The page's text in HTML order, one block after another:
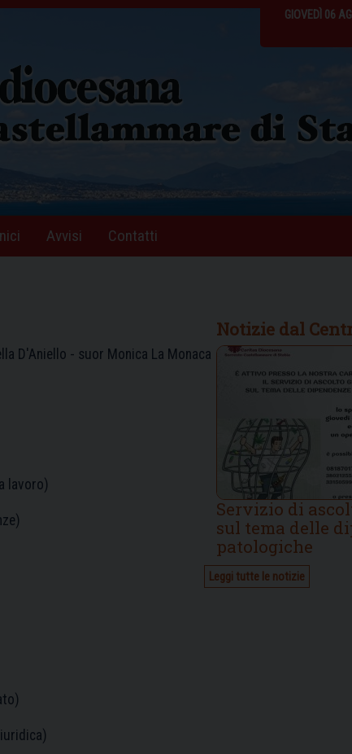
GIOVEDÌ 06
Avvisi Contatti
D'Aniello - suor Monica La Monaca
lavoro)
Notizie dal
Servizio di
sul tema delle
patologiche
Leggi tutte le notizie